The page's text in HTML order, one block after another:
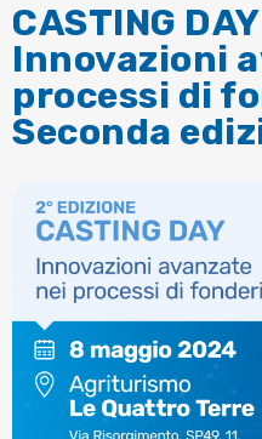
CASTING DAY
Innovazioni
processi di
Seconda